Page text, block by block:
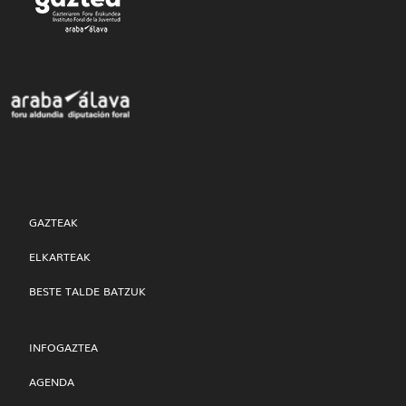
GAZTEAK
ELKARTEAK
BESTE TALDE BATZUK
INFOGAZTEA
AGENDA